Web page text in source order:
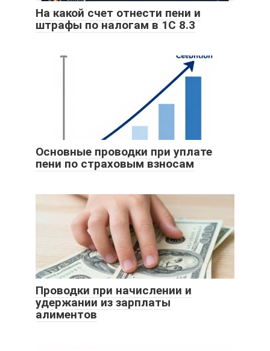
На какой счет отнести пени и
штрафы по налогам в 1С 8.3
Основные проводки при уплате
пени по страховым взносам
Проводки при начислении и
удержании из зарплаты
алиментов